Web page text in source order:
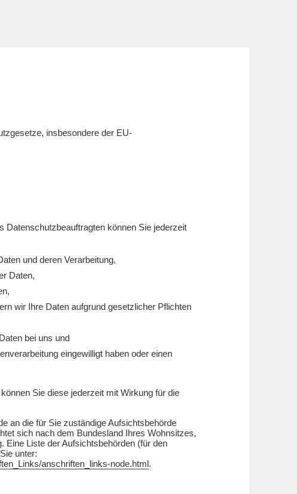
insbesondere der EU-
Datenschutzbeauftragten können Sie jederzeit
und deren Verarbeitung,
Daten,
wir Ihre Daten aufgrund gesetzlicher Pflichten
bei uns und
eingewilligt haben oder einen
Sie diese jederzeit mit Wirkung für die
an die für Sie zuständige Aufsichtsbehörde
sich nach dem Bundesland Ihres Wohnsitzes,
Eine Liste der Aufsichtsbehörden (für den
unter:
anschriften_links-node.html.